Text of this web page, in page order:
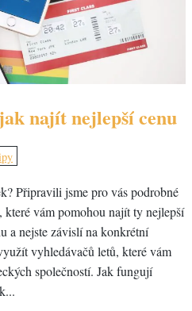
najít nejlepší cenu
Připravili jsme pro vás podrobné
které vám pomohou najít ty nejlepší
a nejste závislí na konkrétní
vyhledávačů letů, které vám
společností. Jak fungují